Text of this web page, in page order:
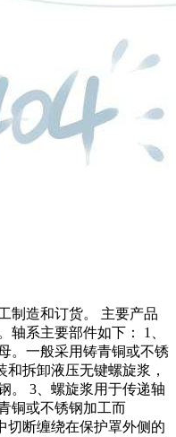
制造和订货。 主要产品
轴系主要部件如下： 1、
。一般采用铸青铜或不锈
拆卸液压无键螺旋浆，
。 3、螺旋浆用于传递轴
铜或不锈钢加工而
切断缠绕在保护罩外侧的